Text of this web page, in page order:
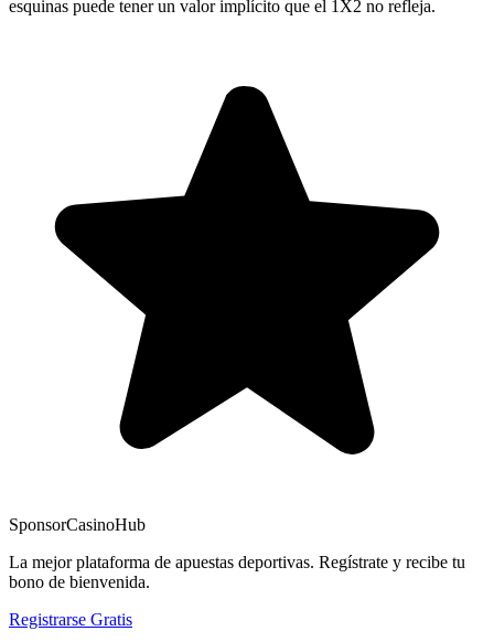
esquinas puede tener un valor implícito que el 1X2 no refleja.
SponsorCasinoHub
La mejor plataforma de apuestas deportivas. Regístrate y recibe tu
bono de bienvenida.
Registrarse Gratis